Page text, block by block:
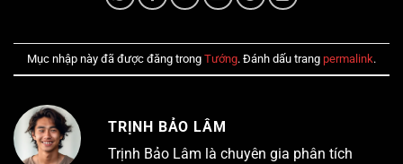
Mục nhập này đã được đăng trong Tướng. Đánh dấu trang permalink.
TRỊNH BẢO LÂM
Trịnh Bảo Lâm là chuyên gia phân tích